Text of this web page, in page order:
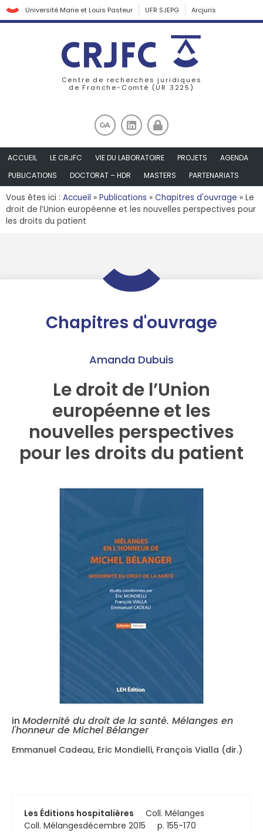
Université Marie et Louis Pasteur UFR SJEPG Arcjuris
Centre de recherches juridiques
de Franche-Comté (UR 3225)
ACCUEIL LE CRJFC VIE DU LABORATOIRE PROJETS
AGENDA
PUBLICATIONS
DOCTORAT – HDR MASTERS PARTENARIATS
Vous êtes ici : Accueil » Publications » Chapitres d'ouvrage » Le
droit de l’Union européenne et les nouvelles perspectives pour
les droits du patient
Chapitres d'ouvrage
Amanda Dubuis
Le droit de l’Union
européenne et les
nouvelles perspectives
pour les droits du patient
in Modernité du droit de la santé. Mélanges en
l'honneur de Michel Bélanger
Emmanuel Cadeau, Eric Mondielli, François Vialla (dir.)
Les Éditions hospitalières
Coll. Mélanges
Coll. Mélangesdécembre 2015 p. 155-170